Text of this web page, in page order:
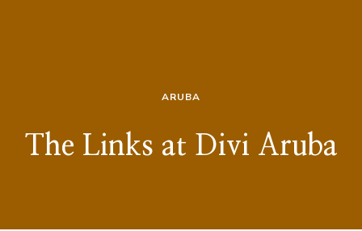
ARUBA
The Links at Divi Aruba